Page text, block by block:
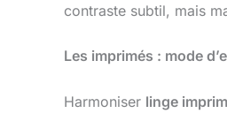
contraste subtil, mais
Les imprimés : mode
Harmoniser linge